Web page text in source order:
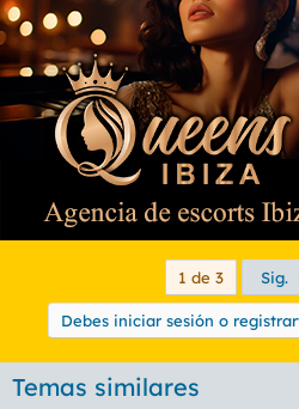
1 de 3 Sig.
Debes iniciar sesión o
Temas similares